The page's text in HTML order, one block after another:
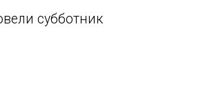
субботник